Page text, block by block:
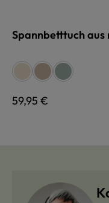
Spannbetttuch
Farbe auswählen
naturweiß
sand schilf
Regulärer Preis:
59,95 €